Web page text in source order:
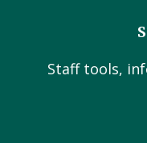
Staff tools,